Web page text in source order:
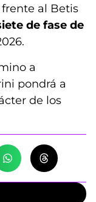
al Betis
de fase de
a
pondrá a
de los